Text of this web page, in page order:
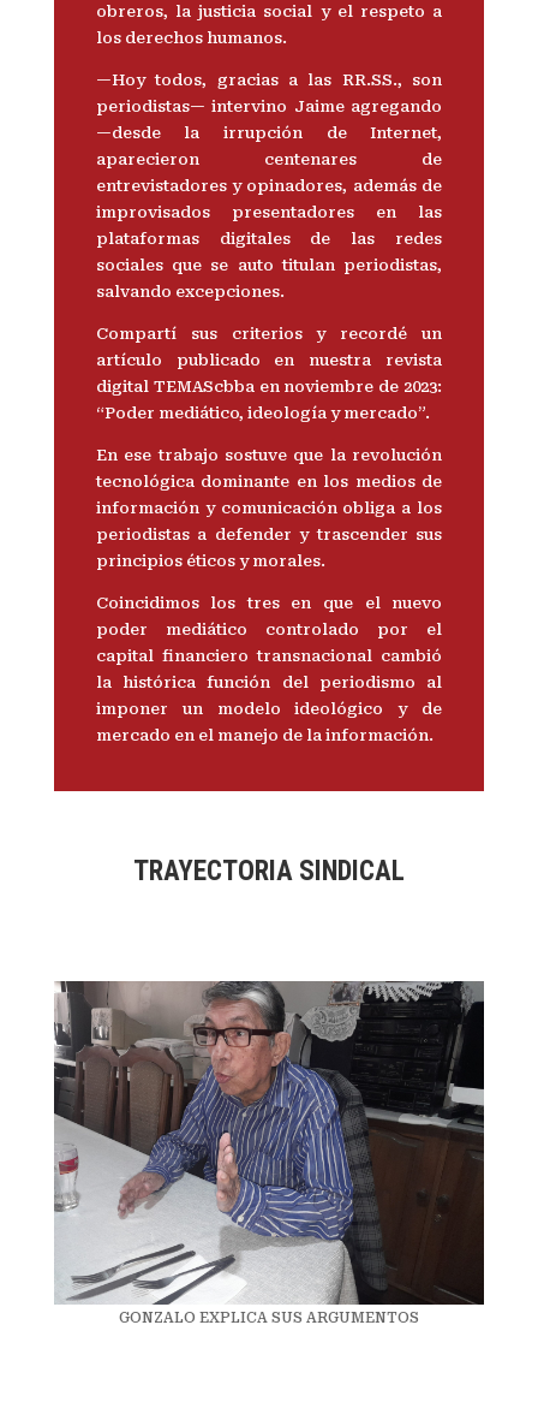
obreros, la justicia social y el respeto a
los derechos humanos.
—Hoy todos, gracias a las RR.SS., son
periodistas— intervino Jaime agregando
—desde la irrupción de Internet,
aparecieron centenares de
entrevistadores y opinadores, además de
improvisados presentadores en las
plataformas digitales de las redes
sociales que se auto titulan periodistas,
salvando excepciones.
Compartí sus criterios y recordé un
artículo publicado en nuestra revista
digital TEMAScbba en noviembre de 2023:
“Poder mediático, ideología y mercado”.
En ese trabajo sostuve que la revolución
tecnológica dominante en los medios de
información y comunicación obliga a los
periodistas a defender y trascender sus
principios éticos y morales.
Coincidimos los tres en que el nuevo
poder mediático controlado por el
capital financiero transnacional cambió
la histórica función del periodismo al
imponer un modelo ideológico y de
mercado en el manejo de la información.
TRAYECTORIA SINDICAL
GONZALO EXPLICA SUS ARGUMENTOS